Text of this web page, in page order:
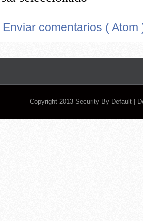
Enviar comentarios ( Atom
Copyright 2013 Security By Default |